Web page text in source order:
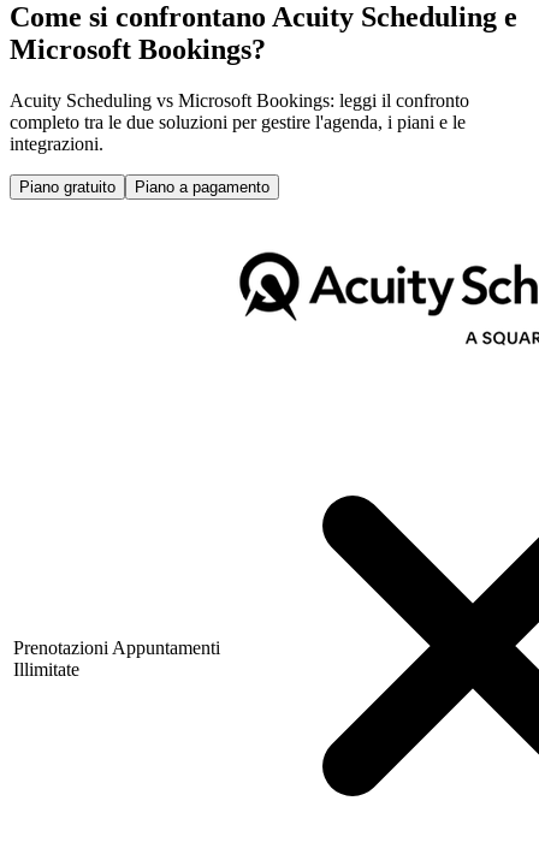
Come si confrontano Acuity Scheduling e
Microsoft Bookings?
Acuity Scheduling vs Microsoft Bookings: leggi il confronto
completo tra le due soluzioni per gestire l'agenda, i piani e le
integrazioni.
Piano gratuito Piano a pagamento
Prenotazioni Appuntamenti
Illimitate